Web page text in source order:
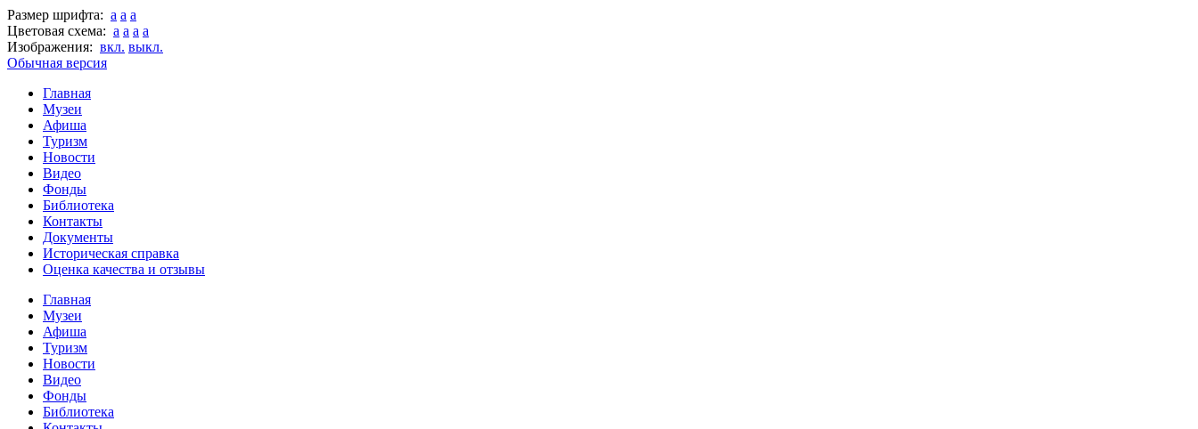
Размер шрифта: a a a
Цветовая схема: a a a a
Изображения: вкл. выкл.
Обычная версия
Главная
Музеи
Афиша
Туризм
Новости
Видео
Фонды
Библиотека
Контакты
Документы
Историческая справка
Оценка качества и отзывы
Главная
Музеи
Афиша
Туризм
Новости
Видео
Фонды
Библиотека